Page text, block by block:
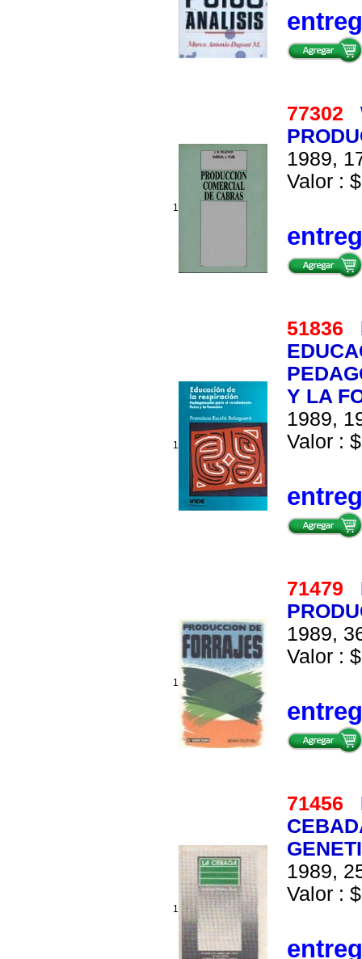
1
77302
1989,
Valor :
1
51836
Y LA
1989,
Valor :
1
71479
1989,
Valor :
1
71456
1989,
Valor :